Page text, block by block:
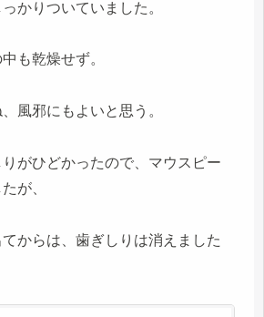
かりついていました。
も乾燥せず。
風邪にもよいと思う。
がひどかったので、マウスピー
が、
からは、歯ぎしりは消えました